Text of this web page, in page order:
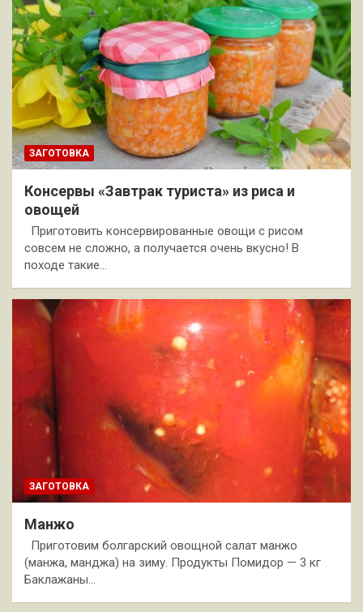
ЗАГОТОВКА
Консервы «Завтрак туриста» из риса и
овощей
Приготовить консервированные овощи с рисом
совсем не сложно, а получается очень вкусно! В
походе такие…
ЗАГОТОВКА
Манжо
Приготовим болгарский овощной салат манжо
(манжа, манджа) на зиму. Продукты Помидор — 3 кг
Баклажаны…